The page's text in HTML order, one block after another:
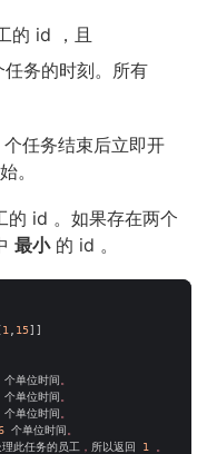
的 id ，且
任务的时刻。所有
个任务结束后立即开
。
的 id 。如果存在两个
最小的 id 。
1 15]]
个单位时间
个单位时间
个单位时间
个单位时间
此任务的员工 所以返回 1